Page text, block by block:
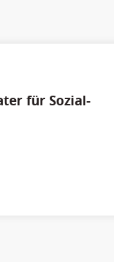
für Sozial-